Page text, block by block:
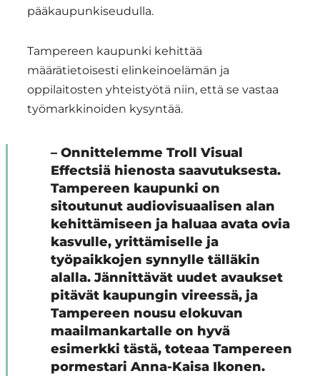
pääkaupunkiseudulla.
Tampereen kaupunki kehittää
määrätietoisesti elinkeinoelämän ja
oppilaitosten yhteistyötä niin, että se vastaa
työmarkkinoiden kysyntää.
– Onnittelemme Troll Visual
Effectsiä hienosta saavutuksesta.
Tampereen kaupunki on
sitoutunut audiovisuaalisen alan
kehittämiseen ja haluaa avata ovia
kasvulle, yrittämiselle ja
työpaikkojen synnylle tälläkin
alalla. Jännittävät uudet avaukset
pitävät kaupungin vireessä, ja
Tampereen nousu elokuvan
maailmankartalle on hyvä
esimerkki tästä, toteaa Tampereen
pormestari Anna-Kaisa Ikonen.